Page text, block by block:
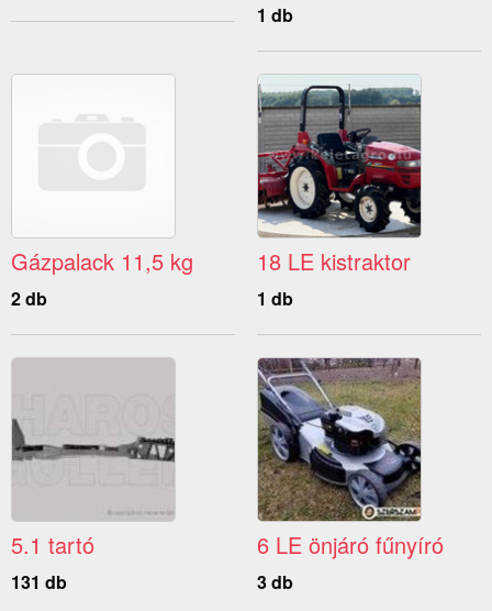
1 db
Gázpalack 11,5 kg
2 db
18 LE kistraktor
1 db
5.1 tartó
131 db
6 LE önjáró fűnyíró
3 db